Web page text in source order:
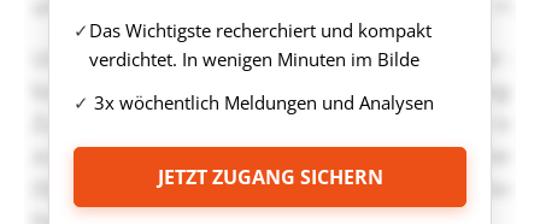
Das Wichtigste recherchiert und kompakt
verdichtet. In wenigen Minuten im Bilde
3x wöchentlich Meldungen und Analysen
JETZT ZUGANG SICHERN